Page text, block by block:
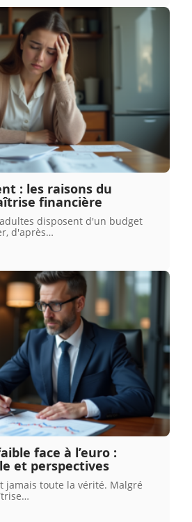
: les raisons du
financière
disposent d'un budget
d'après…
face à l’euro :
et perspectives
jamais toute la vérité. Malgré
…